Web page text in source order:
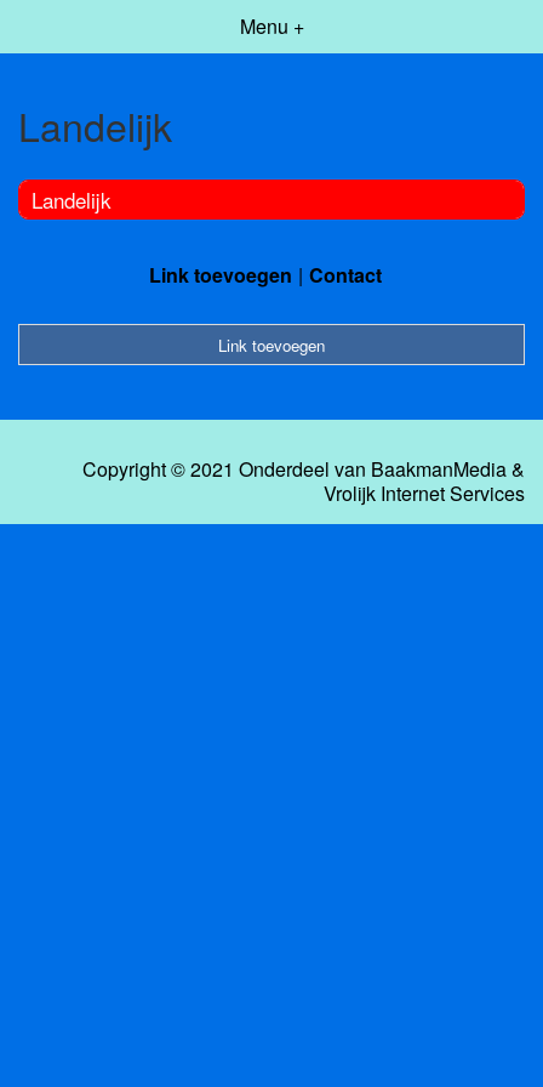
Menu +
Landelijk
Landelijk
Link toevoegen Contact
Link toevoegen
Copyright © 2021 Onderdeel van BaakmanMedia&
Vrolijk Internet Services